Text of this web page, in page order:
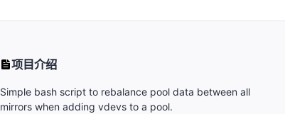
项目介绍
Simple bash script to rebalance pool data between all
mirrors when adding vdevs to a pool.